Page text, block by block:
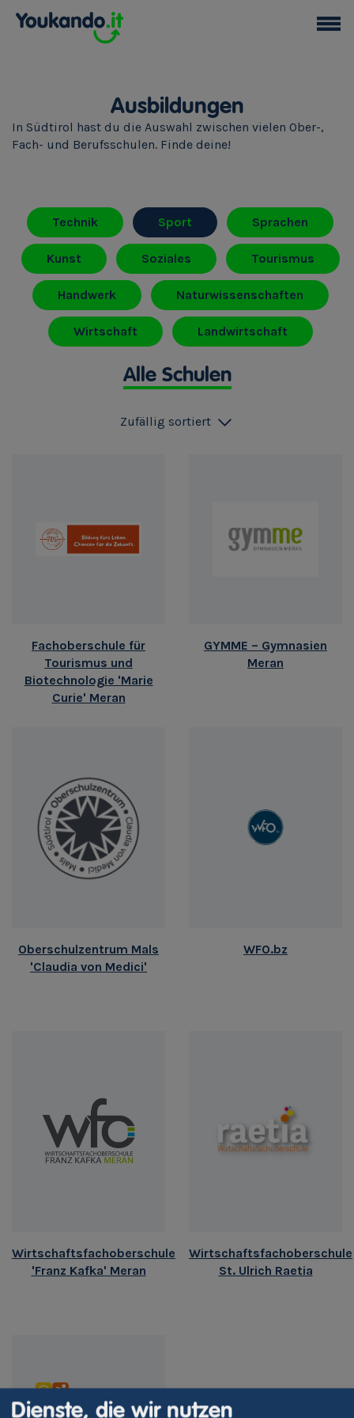
Ausbildungen
In Südtirol hast du die Auswahl zwischen vielen Ober-,
Fach- und Berufsschulen. Finde deine!
Technik Sport Sprachen
Kunst Soziales Tourismus
Handwerk Naturwissenschaften
Wirtschaft Landwirtschaft
Alle Schulen
Zufällig sortiert
Fachoberschule für
Tourismus und
Biotechnologie 'Marie
Curie' Meran
GYMME – Gymnasien
Meran
Oberschulzentrum Mals
'Claudia von Medici'
WFO.bz
Wirtschaftsfachoberschule
'Franz Kafka' Meran
Wirtschaftsfachoberschule
St. Ulrich Raetia
Dienste, die wir nutzen